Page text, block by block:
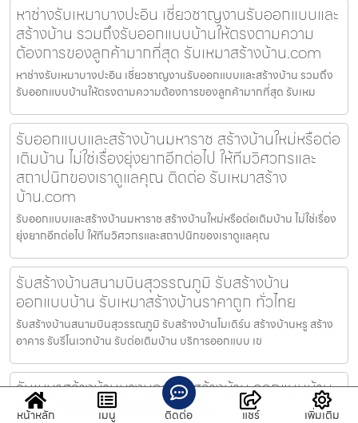
หาช่างรับเหมาบางปะอิน เชี่ยวชาญงานรับออกแบบและ
สร้างบ้าน รวมถึงรับออกแบบบ้านให้ตรงตามความ
ต้องการของลูกค้ามากที่สุด รับเหมาสร้างบ้าน.com
หาช่างรับเหมาบางปะอิน เชี่ยวชาญงานรับออกแบบและสร้างบ้าน รวมถึง
รับออกแบบบ้านให้ตรงตามความต้องการของลูกค้ามากที่สุด รับเหม
รับออกแบบและสร้างบ้านมหาราช สร้างบ้านใหม่หรือต่อ
เติมบ้าน ไม่ใช่เรื่องยุ่งยากอีกต่อไป ให้ทีมวิศวกรและ
สถาปนิกของเราดูแลคุณ ติดต่อ รับเหมาสร้าง
บ้าน.com
รับออกแบบและสร้างบ้านมหาราช สร้างบ้านใหม่หรือต่อเติมบ้าน ไม่ใช่เรื่อง
ยุ่งยากอีกต่อไป ให้ทีมวิศวกรและสถาปนิกของเราดูแลคุณ
รับสร้างบ้านสนามบินสุวรรณภูมิ รับสร้างบ้าน
ออกแบบบ้าน รับเหมาสร้างบ้านราคาถูก ทั่วไทย
รับสร้างบ้านสนามบินสุวรรณภูมิ รับสร้างบ้านโมเดิร์น สร้างบ้านหรู สร้าง
อาคาร รับรีโนเวทบ้าน รับต่อเติมบ้าน บริการออกแบบ เข
รับเหมาสร้างบ้านบางบอน รับสร้างบ้าน ออกแบบบ้าน
รับเหมาสร้างบ้านราคาถูก ทั่วไทย
หน้าหลัก เมนู ติดต่อ แชร์ เพิ่มเติม